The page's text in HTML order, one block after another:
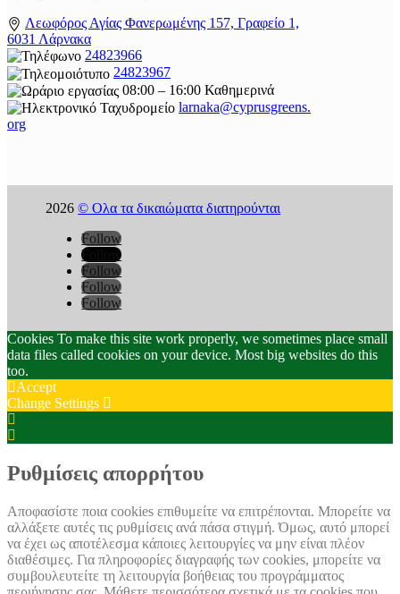
Λεωφόρος Αγίας Φανερωμένης 157, Γραφείο 1,
6031 Λάρνακα
24823966
24823967
08:00 – 16:00 Καθημερινά
larnaka@cyprusgreens.
org
2026© Ολα τα δικαιώματα διατηρούνται
Follow
Follow
Follow
Follow
Follow
Cookies To make this site work properly, we sometimes place small
data files called cookies on your device. Most big websites do this
too.
Accept
Change Settings
Settings
Ρυθμίσεις απορρήτου
Αποφασίστε ποια cookies επιθυμείτε να επιτρέπονται. Μπορείτε να
αλλάξετε αυτές τις ρυθμίσεις ανά πάσα στιγμή. Όμως, αυτό μπορεί
να έχει ως αποτέλεσμα κάποιες λειτουργίες να μην είναι πλέον
διαθέσιμες. Για πληροφορίες διαγραφής των cookies, μπορείτε να
συμβουλευτείτε τη λειτουργία βοήθειας του προγράμματος